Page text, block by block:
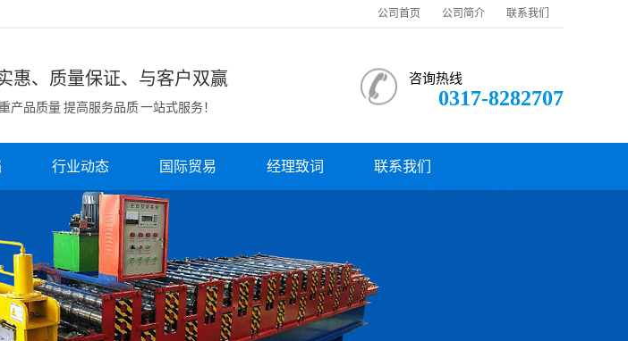
公司首页 公司简介 联系我们
惠、质量保证、与客户双赢
产品质量 提高服务品质 一站式服务！
咨询热线
0317-8282707
行业动态 国际贸易 经理致词 联系我们